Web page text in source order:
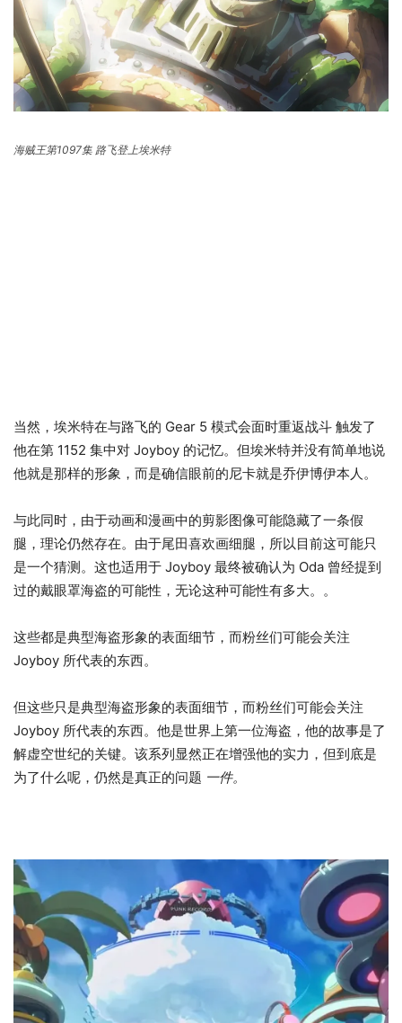
海贼王第1097集 路飞登上埃米特
当然，埃米特在与路飞的 Gear 5 模式会面时重返战斗 触发了
他在第 1152 集中对 Joyboy 的记忆。但埃米特并没有简单地说
他就是那样的形象，而是确信眼前的尼卡就是乔伊博伊本人。
与此同时，由于动画和漫画中的剪影图像可能隐藏了一条假
腿，理论仍然存在。由于尾田喜欢画细腿，所以目前这可能只
是一个猜测。这也适用于 Joyboy 最终被确认为 Oda 曾经提到
过的戴眼罩海盗的可能性，无论这种可能性有多大。。
这些都是典型海盗形象的表面细节，而粉丝们可能会关注
Joyboy 所代表的东西。
但这些只是典型海盗形象的表面细节，而粉丝们可能会关注
Joyboy 所代表的东西。他是世界上第一位海盗，他的故事是了
解虚空世纪的关键。该系列显然正在增强他的实力，但到底是
为了什么呢，仍然是真正的问题 一件。